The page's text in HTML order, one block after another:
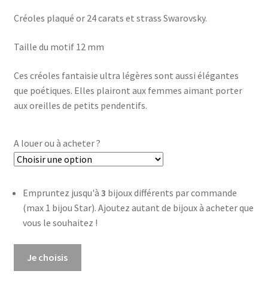
€0,00
Créoles plaqué or 24 carats et strass Swarovsky.
Taille du motif 12 mm
Ces créoles fantaisie ultra légères sont aussi élégantes
que poétiques. Elles plairont aux femmes aimant porter
aux oreilles de petits pendentifs.
A louer ou à acheter ?
Empruntez jusqu'à 3 bijoux différents par commande
(max 1 bijou Star). Ajoutez autant de bijoux à acheter que
vous le souhaitez !
Je choisis